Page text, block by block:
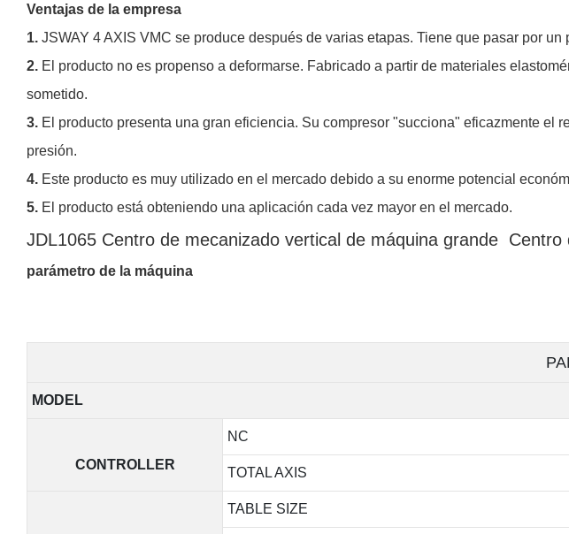
Ventajas de la empresa
1. JSWAY 4 AXIS VMC se produce después de varias etapas. Tiene que pasar por
2. El producto no es propenso a deformarse. Fabricado a partir de materiales
sometido.
3. El producto presenta una gran eficiencia. Su compresor "succiona" eficazmente
presión.
4. Este producto es muy utilizado en el mercado debido a su enorme potencial
5. El producto está obteniendo una aplicación cada vez mayor en el mercado.
JDL1065 Centro de mecanizado vertical de máquina grande
parámetro de la máquina
MODEL
CONTROLLER
NC
TOTAL AXIS
TABLE SIZE